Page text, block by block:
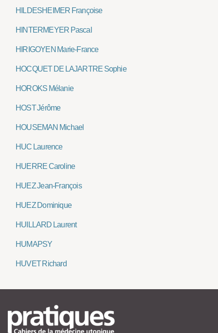
HILDESHEIMER Françoise
HINTERMEYER Pascal
HIRIGOYEN Marie-France
HOCQUET DE LAJARTRE Sophie
HOROKS Mélanie
HOST Jérôme
HOUSEMAN Michael
HUC Laurence
HUERRE Caroline
HUEZ Jean-François
HUEZ Dominique
HUILLARD Laurent
HUMAPSY
HUVET Richard